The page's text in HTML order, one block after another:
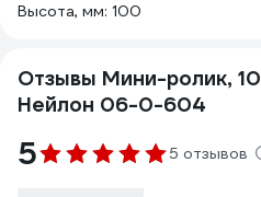
Высота, мм: 100
Отзывы Мини-ролик,
Нейлон 06-0-604
5 5 отзывов